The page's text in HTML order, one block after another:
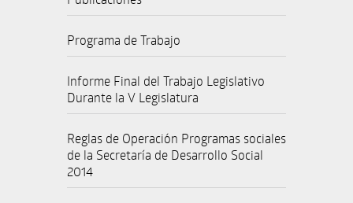
Programa de Trabajo
Informe Final del Trabajo Legislativo
Durante la V Legislatura
Reglas de Operación Programas sociales
de la Secretaría de Desarrollo Social
2014